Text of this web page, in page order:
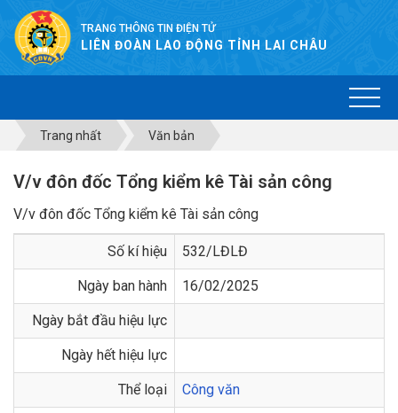
TRANG THÔNG TIN ĐIỆN TỬ
LIÊN ĐOÀN LAO ĐỘNG TỈNH LAI CHÂU
Trang nhất Văn bản
V/v đôn đốc Tổng kiểm kê Tài sản công
V/v đôn đốc Tổng kiểm kê Tài sản công
Số kí hiệu 532/LĐLĐ
Ngày ban hành 16/02/2025
Ngày bắt đầu hiệu lực
Ngày hết hiệu lực
Thể loại Công văn